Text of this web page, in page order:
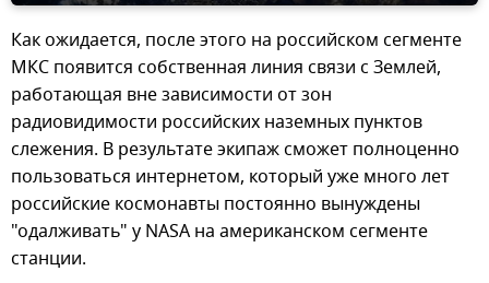
Как ожидается, после этого на российском сегменте
МКС появится собственная линия связи с Землей,
работающая вне зависимости от зон
радиовидимости российских наземных пунктов
слежения. В результате экипаж сможет полноценно
пользоваться интернетом, который уже много лет
российские космонавты постоянно вынуждены
"одалживать" у NASA на американском сегменте
станции.